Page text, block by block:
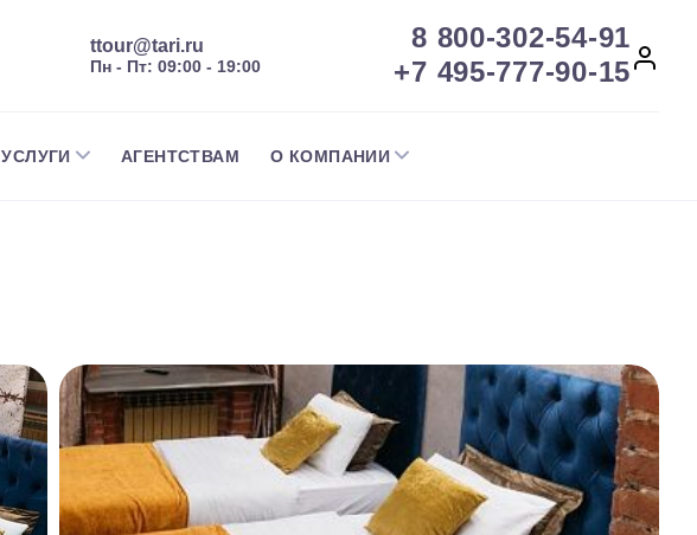
ttour@tari.ru
Пн - Пт: 09:00 - 19:00
8 800-302-54-91
+7 495-777-90-15
УСЛУГИ АГЕНТСТВАМ О КОМПАНИИ